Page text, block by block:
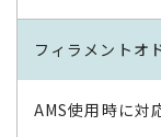
フィラメントオ
AMS使用時に対